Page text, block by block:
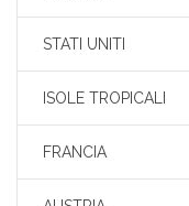
STATI UNITI
ISOLE TROPICALI
FRANCIA